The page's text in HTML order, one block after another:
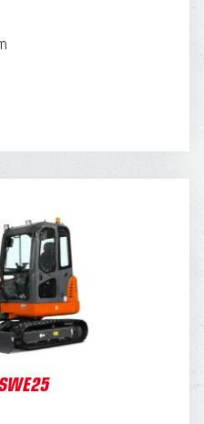
Overdruk excl. filters